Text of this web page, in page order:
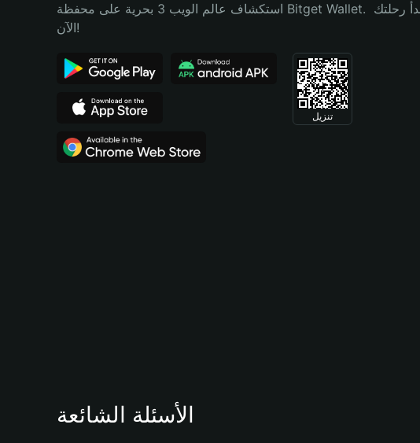
Português (Brasil)
استكشاف عالم الويب 3 بحرية على محفظة Bitget Wallet. ابدأ رحلتك
الآن!
تنزيل
الأسئلة الشائعة